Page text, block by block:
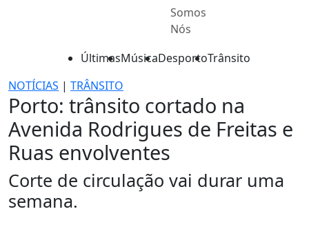
Somos
Nós
ÚltimasMúsicaDesportoTrânsito
NOTÍCIAS | TRÂNSITO
Porto: trânsito cortado na
Avenida Rodrigues de Freitas e
Ruas envolventes
Corte de circulação vai durar uma
semana.